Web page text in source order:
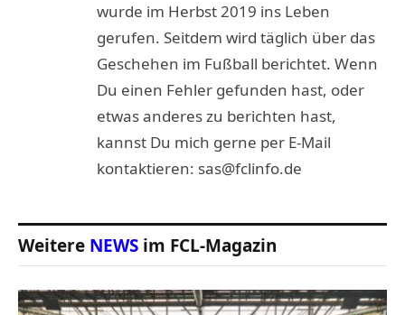
wurde im Herbst 2019 ins Leben
gerufen. Seitdem wird täglich über das
Geschehen im Fußball berichtet. Wenn
Du einen Fehler gefunden hast, oder
etwas anderes zu berichten hast,
kannst Du mich gerne per E-Mail
kontaktieren: sas@fclinfo.de
Weitere NEWS im FCL-Magazin